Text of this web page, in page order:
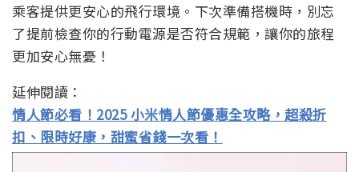
乘客提供更安心的飛行環境。下次準備搭機時，別忘
了提前檢查你的行動電源是否符合規範，讓你的旅程
更加安心無憂！
延伸閱讀：
情人節必看！2025 小米情人節優惠全攻略，超殺折
扣、限時好康，甜蜜省錢一次看！